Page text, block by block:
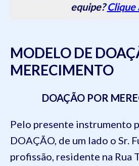
equipe?Clique
MODELO DE
MERECIMENTO
DOAÇÃO POR
Pelo presente instrumento
DOAÇÃO, de um lado o Sr.
profissão, residente na Rua